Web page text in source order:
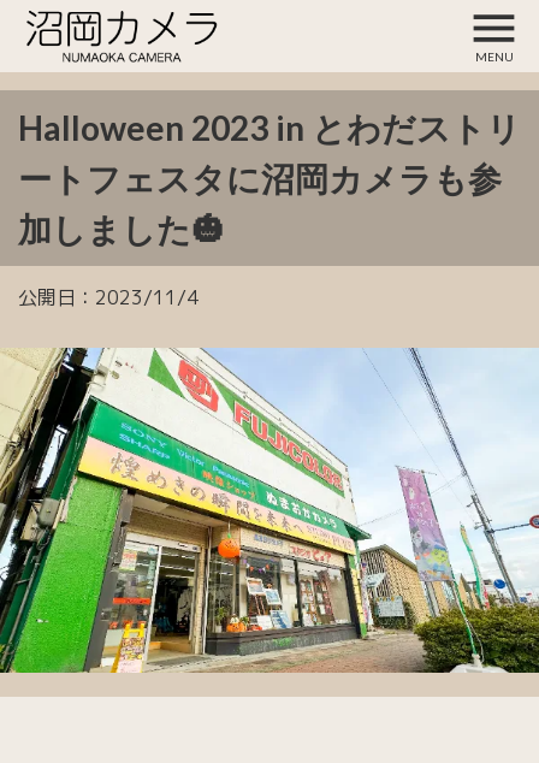
menu
MENU
Halloween 2023 in とわだストリ
ートフェスタに沼岡カメラも参
加しました🎃
公開日： 2023/11/4